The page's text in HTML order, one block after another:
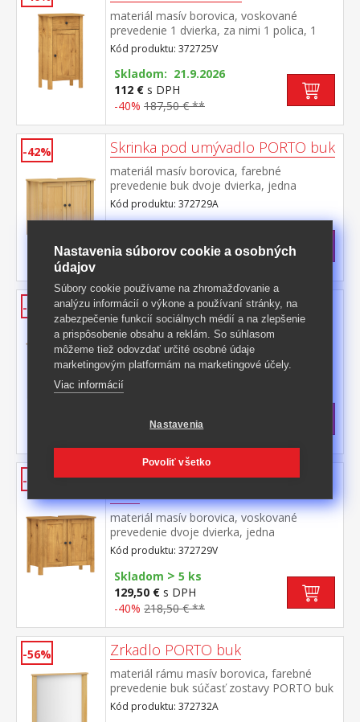
materiál masív borovica, voskované
prevedenie 1 dvierka, za nimi 1 polica, 1
zásuvka s kovovými pojazdmi maximálne
nosnosti uvedené v návode na
montáž súčasť zostavy PORTO vosk
Kód produktu: 372725V
Skladom: 21.9.2026
112 € s DPH
-40% 187,50 € **
-42% Skrinka pod umývadlo PORTO buk
materiál masív borovica, farebné
prevedenie buk dvoje dvierka, jedna
polica maximálne nosnosti uvedené v
návode na montáž súčasť zostavy PORTO
Kód produktu: 372729A
125 €s DPH
-40%
Skrinka pod umývadlo PORTO
biela/buk
materiál masív borovica, farebné
prevedenie biela / buk dvoje dvierka, jedna
polica maximálne nosnosti uvedené v
návode na montáž súčasť zostavy PORTO
Kód produktu: 372729B
129,50 €s DPH
218,50 € **
-40%
Skrinka pod umývadlo PORTO
materiál masív borovica, voskované
prevedenie dvoje dvierka, jedna
polica maximálne nosnosti uvedené v
návode na montáž súčasť zostavy PORTO
vosk
Kód produktu: 372729V
Skladom > 5 ks
129,50 € s DPH
-40% 218,50 € **
-56% Zrkadlo PORTO buk
materiál rámu masív borovica, farebné
prevedenie buk súčasť zostavy PORTO buk
Kód produktu: 372732A
Nastavenia súborov cookie a osobných
údajov
Súbory cookie používame na zhromažďovanie a
analýzu informácií o výkone a používaní stránky, na
zabezpečenie funkcií sociálnych médií a na zlepšenie
a prispôsobenie obsahu a reklám. So súhlasom
môžeme tiež odovzdať určité osobné údaje
marketingovým platformám na marketingové účely.
Viac informácií
Nastavenia
Povoliť všetko